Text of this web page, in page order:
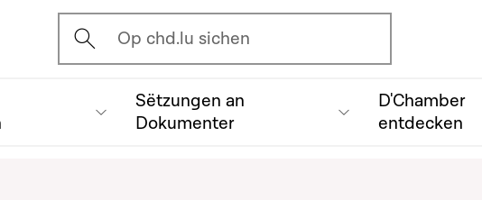
Ouvrir l'écran de recherche
Op chd.lu sichen
Sëtzungen an
Dokumenter
D'Chamber
entdecken